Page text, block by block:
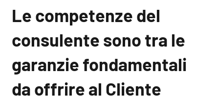
Le competenze del
consulente sono tra le
garanzie fondamentali
da offrire al Cliente